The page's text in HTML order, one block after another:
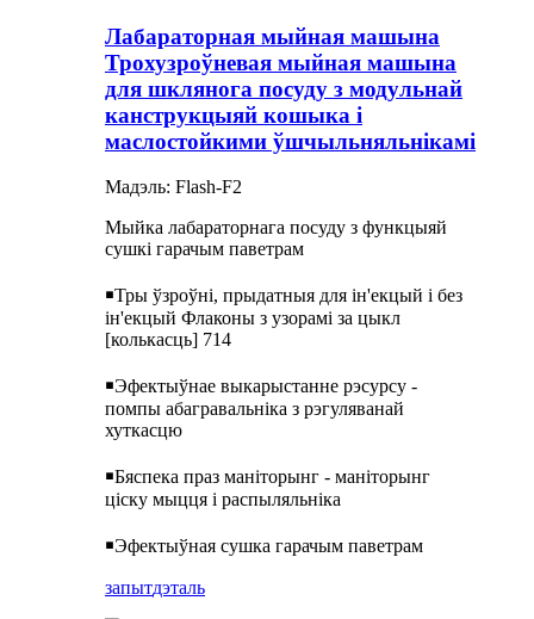
Лабараторная мыйная машына
Трохузроўневая мыйная машына
для шклянога посуду з модульнай
канструкцыяй кошыка і
маслостойкими ўшчыльняльнікамі
Мадэль: Flash-F2
Мыйка лабараторнага посуду з функцыяй
сушкі гарачым паветрам
￭Тры ўзроўні, прыдатныя для ін'екцый і без
ін'екцый Флаконы з узорамі за цыкл
[колькасць] 714
￭Эфектыўнае выкарыстанне рэсурсу -
помпы абагравальніка з рэгуляванай
хуткасцю
￭Бяспека праз маніторынг - маніторынг
ціску мыцця і распыляльніка
￭Эфектыўная сушка гарачым паветрам
запытдэталь